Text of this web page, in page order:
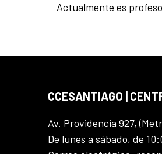
Actualmente es
CCESANTIAGO |
Av. Providencia 927,
De lunes a sábado, de